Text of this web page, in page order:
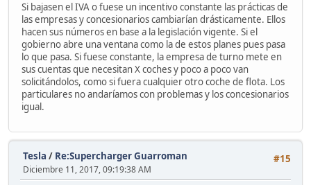
Si bajasen el IVA o fuese un incentivo constante las prácticas de
las empresas y concesionarios cambiarían drásticamente. Ellos
hacen sus números en base a la legislación vigente. Si el
gobierno abre una ventana como la de estos planes pues pasa
lo que pasa. Si fuese constante, la empresa de turno mete en
sus cuentas que necesitan X coches y poco a poco van
solicitándolos, como si fuera cualquier otro coche de flota. Los
particulares no andaríamos con problemas y los concesionarios
igual.
#15
Tesla / Re:Supercharger Guarroman
Diciembre 11, 2017, 09:19:38 AM